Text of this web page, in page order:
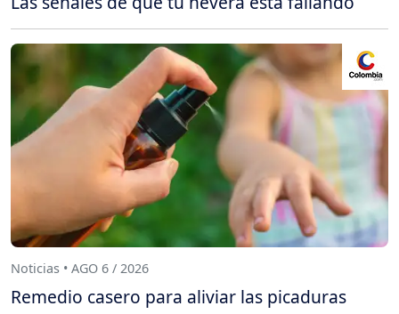
Noticias • AGO 6 / 2026
Remedio casero para aliviar las picaduras